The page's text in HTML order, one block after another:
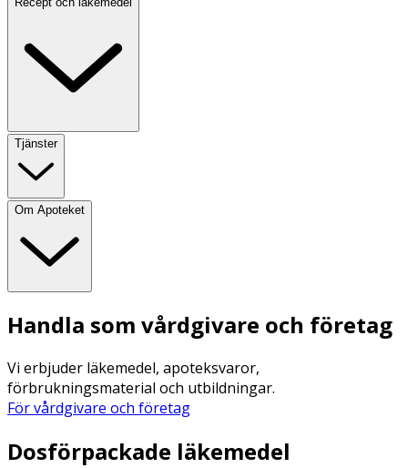
Tjänster
Om Apoteket
Handla som vårdgivare och företag
Vi erbjuder läkemedel, apoteksvaror,
förbrukningsmaterial och utbildningar.
För vårdgivare och företag
Dosförpackade läkemedel